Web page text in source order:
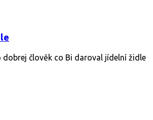
dobrej člověk co Bi daroval jídelní židle